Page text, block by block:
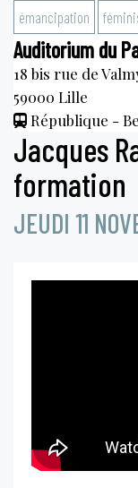
émancipation
Auditorium du
18 bis rue de
59000 Lille
République -
Jacques
formation
JEUDI 11